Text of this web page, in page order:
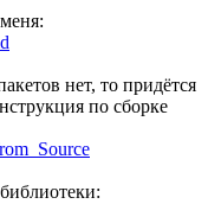
нет, то придётся
по сборке